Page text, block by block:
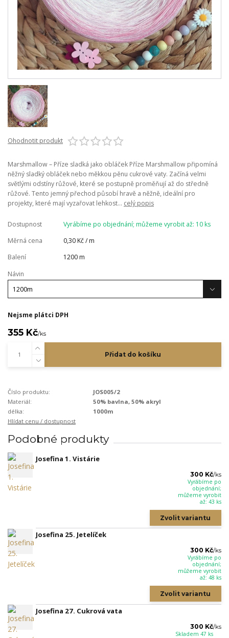
Ohodnotit produkt
Marshmallow – Příze sladká jako obláček Příze Marshmallow připomíná
něžný sladký obláček nebo měkkou pěnu cukrové vaty. Začíná velmi
světlými odstíny růžové, které se postupně proměňují až do středně
růžové. Tento jemný přechod působí hravě a něžně, ideální pro
projekty, které mají vyzařovat lehkost... celý popis
Dostupnost
Vyrábíme po objednání; můžeme vyrobit až: 10 ks
Měrná cena
0,30 Kč / m
Balení
1200 m
Návin
Nejsme plátci DPH
355 Kč/ks
Přidat do košíku
Číslo produktu:
JOS005/2
Materiál:
50% bavlna, 50% akryl
délka:
1000m
Hlídat cenu / dostupnost
Podobné produkty
Josefina 1. Vistárie
300 Kč/ks
Vyrábíme po
objednání;
můžeme vyrobit
až: 43 ks
Zvolit variantu
Josefina 25. Jetelíček
300 Kč/ks
Vyrábíme po
objednání;
můžeme vyrobit
až: 48 ks
Zvolit variantu
Josefina 27. Cukrová vata
300 Kč/ks
Skladem 47 ks